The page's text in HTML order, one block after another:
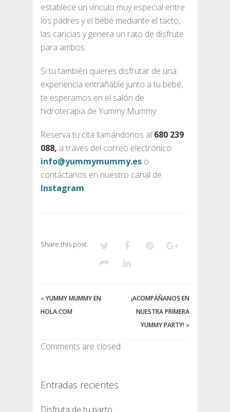
establece un vínculo muy especial entre
los padres y el bebé mediante el tacto,
las caricias y genera un rato de disfrute
para ambos.
Si tu también quieres disfrutar de una
experiencia entrañable junto a tu bebé,
te esperamos en el salón de
hidroterapia de Yummy Mummy.
Reserva tu cita llamándonos al 680 239
088, a través del correo electrónico
info@yummymummy.es o
contáctanos en nuestro canal de
Instagram.
Share this post:
«YUMMY MUMMY EN
HOLA.COM
¡ACOMPÁÑANOS EN
NUESTRA PRIMERA
YUMMY PARTY! »
Comments are closed.
Entradas recientes
Disfruta de tu parto